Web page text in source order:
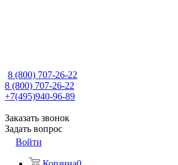
8 (800) 707-26-22
8 (800) 707-26-22
+7(495)940-96-89
Заказать звонок
Задать вопрос
Войти